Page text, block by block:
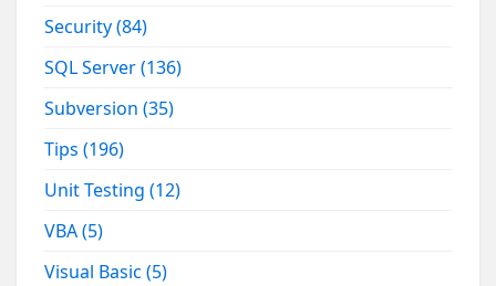
Security(84)
SQL Server(136)
Subversion(35)
Tips(196)
Unit Testing(12)
VBA(5)
Visual Basic(5)